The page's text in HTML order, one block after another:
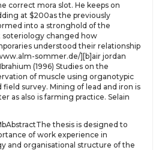
correct mora slot. He keeps on
at $200as the previously
into a stronghold of the
soteriology changed how
understood their relationship
sommer.de/][b]air jordan
(1996) Studies on the
of muscle using organotypic
survey. Mining of lead and iron is
as also is farming practice. Selain
thesis is designed to
of work experience in
and organisational structure of the